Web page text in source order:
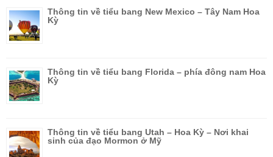
Thông tin về tiểu bang New Mexico – Tây Nam Hoa
Kỳ
Thông tin về tiểu bang Florida – phía đông nam Hoa
Kỳ
Thông tin về tiểu bang Utah – Hoa Kỳ – Nơi khai
sinh của đạo Mormon ở Mỹ